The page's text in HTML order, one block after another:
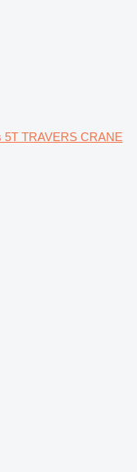
5T TRAVERS CRANE